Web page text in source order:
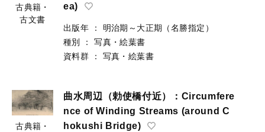
古典籍・
古文書
ea)
出版年 ：
明治期～大正期（名勝指定）
種別
：
写真・絵葉書
資料群
： 写真・絵葉書
古典籍・
曲水周辺（勅使橋付近）：Circumfere
nce of Winding Streams (around C
hokushi Bridge)